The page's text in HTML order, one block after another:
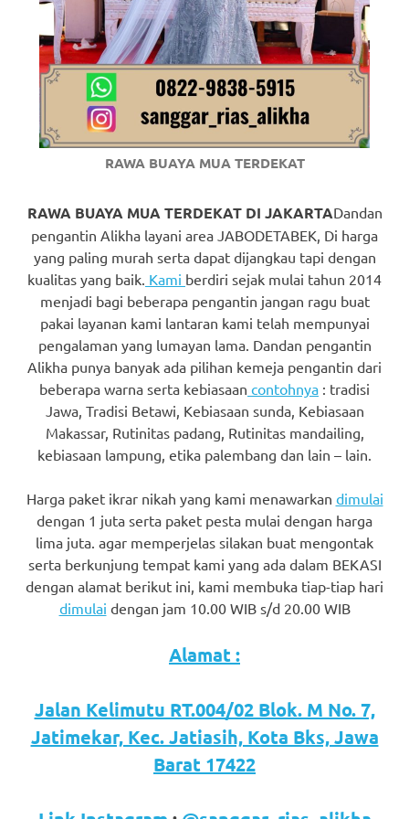
these
guys
his
comment
here
replica
watches.
favorite
replica
watches.
Hours
Online
Discover
More
RAWA BUAYA MUA TERDEKAT
RAWA BUAYA MUA TERDEKAT DI JAKARTADandan
pengantin Alikha layani area JABODETABEK, Di harga
yang paling murah serta dapat dijangkau tapi dengan
kualitas yang baik. Kami berdiri sejak mulai tahun 2014
menjadi bagi beberapa pengantin jangan ragu buat
pakai layanan kami lantaran kami telah mempunyai
pengalaman yang lumayan lama. Dandan pengantin
Alikha punya banyak ada pilihan kemeja pengantin dari
beberapa warna serta kebiasaan contohnya : tradisi
Jawa, Tradisi Betawi, Kebiasaan sunda, Kebiasaan
Makassar, Rutinitas padang, Rutinitas mandailing,
kebiasaan lampung, etika palembang dan lain – lain.
Harga paket ikrar nikah yang kami menawarkan dimulai
dengan 1 juta serta paket pesta mulai dengan harga
lima juta. agar memperjelas silakan buat mengontak
serta berkunjung tempat kami yang ada dalam BEKASI
dengan alamat berikut ini, kami membuka tiap-tiap hari
dimulai dengan jam 10.00 WIB s/d 20.00 WIB
Alamat :
Jalan Kelimutu RT.004/02 Blok. M No. 7,
Jatimekar, Kec. Jatiasih, Kota Bks, Jawa
Barat 17422